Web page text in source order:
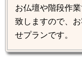
お仏壇や階段作
致しますので、
せプランです。